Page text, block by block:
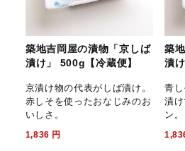
築地吉岡屋の漬物「京しば
漬け」 500g【冷蔵便】
京漬け物の代表がしば漬け。
赤しそを使ったおなじみのお
いしさ。
1,836 円
築
漬
青
漬
ン。